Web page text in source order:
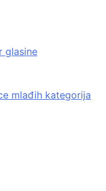
glasine
mlađih kategorija